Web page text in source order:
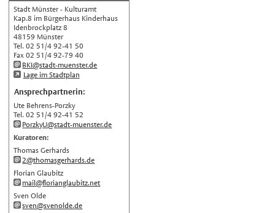
English
Українська
Türkçe
اللغة العربية
Français
Español
Polski
Русский
中文
Automatische Übersetzung, ohne
Gewähr auf Richtigkeit.
Stadt Münster - Kulturamt
Kap.8 im Bürgerhaus Kinderhaus
Idenbrockplatz 8
48159 Münster
Tel. 02 51/4 92-41 50
Fax 02 51/4 92-79 40
BKI@stadt-muenster.de
Lage im Stadtplan
Ansprechpartnerin:
Ute Behrens-Porzky
Tel. 02 51/4 92-41 52
PorzkyU@stadt-muenster.de
Kuratoren:
Thomas Gerhards
2@thomasgerhards.de
Florian Glaubitz
mail@florianglaubitz.net
Sven Olde
sven@svenolde.de